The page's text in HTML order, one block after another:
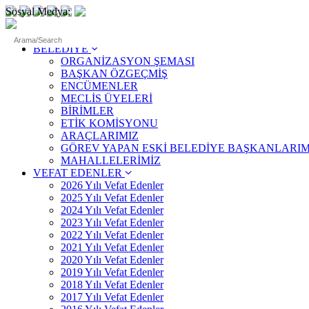
Sosyal Medya:
ANASAYFA
BELEDİYE
ORGANİZASYON ŞEMASI
BAŞKAN ÖZGEÇMİŞ
ENCÜMENLER
MECLİS ÜYELERİ
BİRİMLER
ETİK KOMİSYONU
ARAÇLARIMIZ
GÖREV YAPAN ESKİ BELEDİYE
MAHALLELERİMİZ
VEFAT EDENLER
2026 Yılı Vefat Edenler
2025 Yılı Vefat Edenler
2024 Yılı Vefat Edenler
2023 Yılı Vefat Edenler
2022 Yılı Vefat Edenler
2021 Yılı Vefat Edenler
2020 Yılı Vefat Edenler
2019 Yılı Vefat Edenler
2018 Yılı Vefat Edenler
2017 Yılı Vefat Edenler